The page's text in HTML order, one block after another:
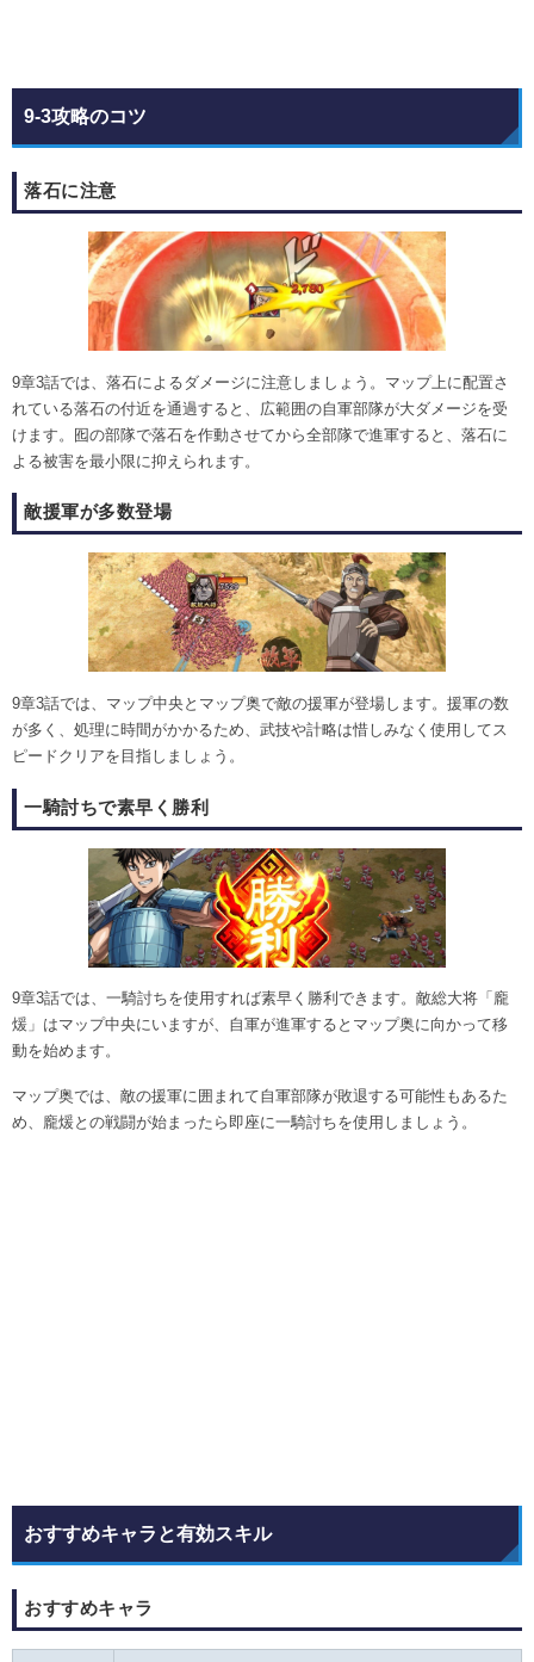
9-3攻略のコツ
落石に注意
9章3話では、落石によるダメージに注意しましょう。マップ上に配置さ
れている落石の付近を通過すると、広範囲の自軍部隊が大ダメージを受
けます。囮の部隊で落石を作動させてから全部隊で進軍すると、落石に
よる被害を最小限に抑えられます。
敵援軍が多数登場
9章3話では、マップ中央とマップ奥で敵の援軍が登場します。援軍の数
が多く、処理に時間がかかるため、武技や計略は惜しみなく使用してス
ピードクリアを目指しましょう。
一騎討ちで素早く勝利
9章3話では、一騎討ちを使用すれば素早く勝利できます。敵総大将「龐
煖」はマップ中央にいますが、自軍が進軍するとマップ奥に向かって移
動を始めます。
マップ奥では、敵の援軍に囲まれて自軍部隊が敗退する可能性もあるた
め、龐煖との戦闘が始まったら即座に一騎討ちを使用しましょう。
おすすめキャラと有効スキル
おすすめキャラ